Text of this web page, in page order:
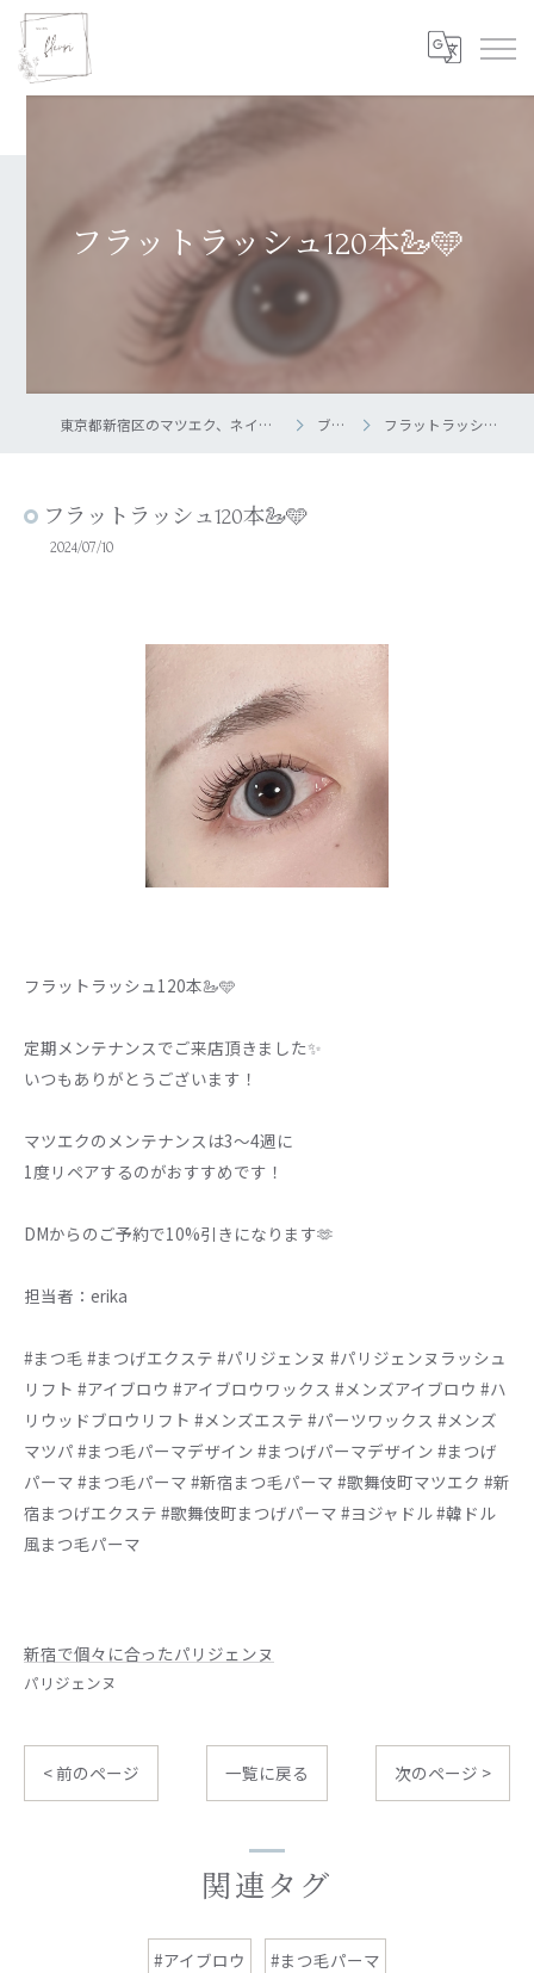
フラットラッシュ120本🦢🩵
東京都新宿区のマツエク、ネイルならsalon fleuri ブログ フラットラッシュ120本🦢🩵
フラットラッシュ120本🦢🩵
2024/07/10
フラットラッシュ120本🦢🩵
定期メンテナンスでご来店頂きました✨
いつもありがとうございます！
マツエクのメンテナンスは3〜4週に
1度リペアするのがおすすめです！
DMからのご予約で10%引きになります🫶
担当者：erika
#まつ毛 #まつげエクステ #パリジェンヌ #パリジェンヌラッシュ
リフト #アイブロウ #アイブロウワックス #メンズアイブロウ #ハ
リウッドブロウリフト #メンズエステ #パーツワックス #メンズ
マツパ #まつ毛パーマデザイン #まつげパーマデザイン #まつげ
パーマ #まつ毛パーマ #新宿まつ毛パーマ #歌舞伎町マツエク #新
宿まつげエクステ #歌舞伎町まつげパーマ #ヨジャドル #韓ドル
風まつ毛パーマ
新宿で個々に合ったパリジェンヌ
パリジェンヌ
< 前のページ 一覧に戻る 次のページ >
関連タグ
#アイブロウ #まつ毛パーマ